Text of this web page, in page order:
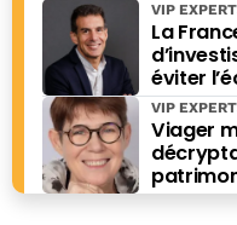
La
éviter
échelle ?
VIP
Viager
VIP